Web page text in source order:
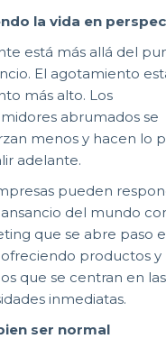
la vida en
está más allá del
El agotamiento
más alto. Los
abrumados se
menos y hacen lo
adelante.
pueden
del mundo
que se abre paso
ofreciendo productos y
que se centran en las
inmediatas.
ser normal